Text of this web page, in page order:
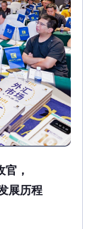
，
展历程